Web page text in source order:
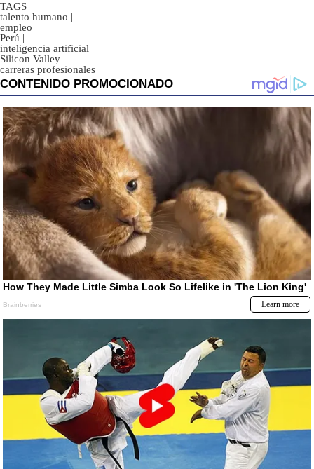
TAGS
talento humano |
empleo |
Perú |
inteligencia artificial |
Silicon Valley |
carreras profesionales